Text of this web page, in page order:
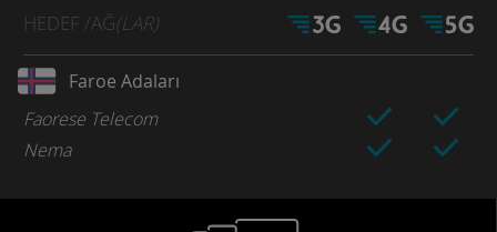
HEDEF /AĞ(LAR)
Faroe Adaları
Faorese Telecom
Nema